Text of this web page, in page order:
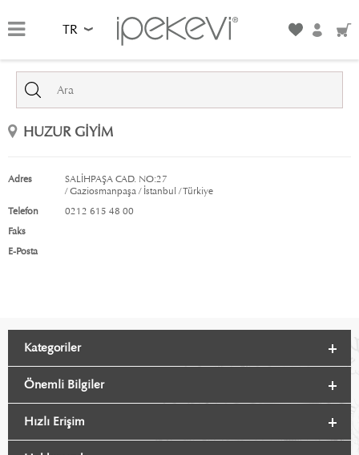
TR
HUZUR GİYİM
Adres
SALİHPAŞA CAD. NO:27
/ Gaziosmanpaşa / İstanbul / Türkiye
Telefon
0212 615 48 00
Faks
E-Posta
Kategoriler
Önemli Bilgiler
Hızlı Erişim